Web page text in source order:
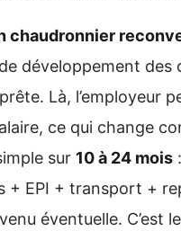
chaudronnier
développement des
Là, l’employeur
ce qui change
sur 10 à 24 mois
+ EPI + transport +
éventuelle. C’est